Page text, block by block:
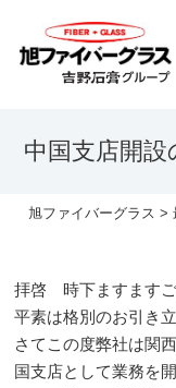
中国支店開
旭ファイバーグラス >
拝啓 時下ますますご
平素は格別のお引き
さてこの度弊社は関
国支店として業務を